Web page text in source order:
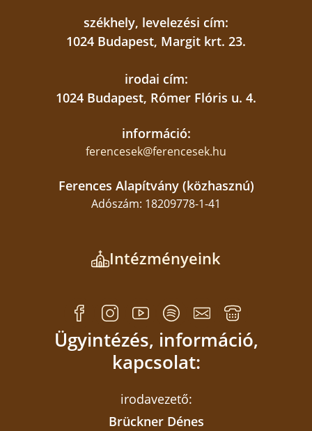
székhely, levelezési cím:
1024 Budapest, Margit krt. 23.
irodai cím:
1024 Budapest, Rómer Flóris u. 4.
információ:
ferencesek@ferencesek.hu
Ferences Alapítvány (közhasznú)
Adószám: 18209778-1-41
Intézményeink
Ügyintézés, információ,
kapcsolat:
irodavezető:
Brückner Dénes